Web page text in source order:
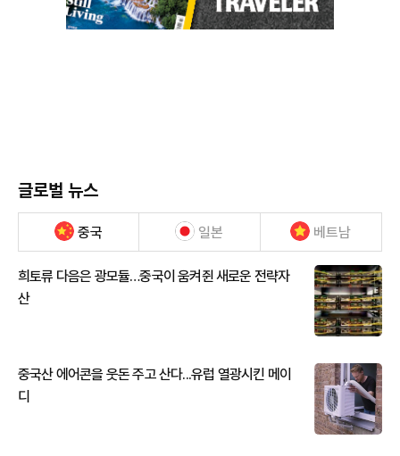
글로벌 뉴스
중국 일본 베트남
희토류 다음은 광모듈…중국이 움켜쥔 새로운 전략자
산
중국산 에어콘을 웃돈 주고 산다...유럽 열광시킨 메이
디